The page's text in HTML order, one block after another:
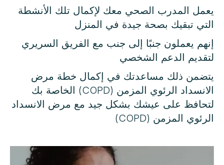
يعمل المدرب الصحي معك لإكمال تلك الأنشطة
التي تبقيك بصحة جيدة في المنزل
إنهم يعملون جنبًا إلى جنب مع الفريق السريري
لتقديم الدعم الشخصي
يتضمن ذلك مساعدتك في إكمال خطة مرض
الانسداد الرئوي المزمن (COPD) الخاصة بك
لتحافظ على عيشك بشكل جيد مع مرض الانسداد
الرئوي المزمن (COPD)